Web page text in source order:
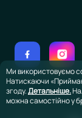
©2026 ЧАО Страховая
Ми використовуємо
Натискаючи
згоду.Детальніше.
можна самостійно у